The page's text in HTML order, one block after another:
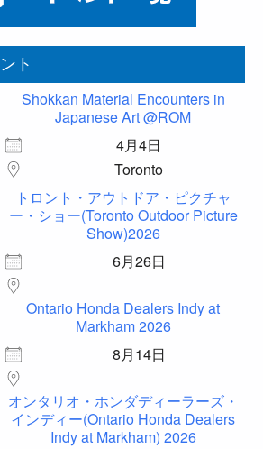
ト
Shokkan Material Encounters in
Japanese Art @ROM
4月4日
Toronto
トロント・アウトドア・ピクチャ
ー・ショー(Toronto Outdoor Picture
Show)2026
6月26日
Ontario Honda Dealers Indy at
Markham 2026
8月14日
オンタリオ・ホンダディーラーズ・
インディー(Ontario Honda Dealers
Indy at Markham) 2026